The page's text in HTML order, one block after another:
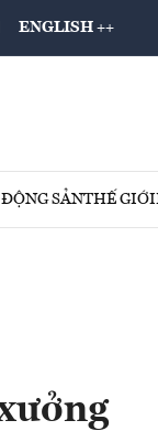
ENGLISH ++
SẢNTHẾ GIỚI